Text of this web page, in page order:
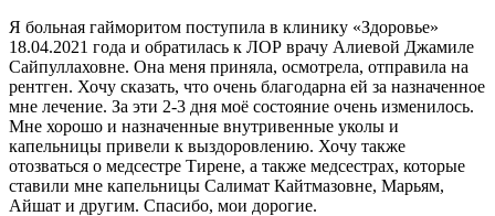
Я больная гайморитом поступила в клинику «Здоровье»
18.04.2021 года и обратилась к ЛОР врачу Алиевой Джамиле
Сайпуллаховне. Она меня приняла, осмотрела, отправила на
рентген. Хочу сказать, что очень благодарна ей за назначенное
мне лечение. За эти 2-3 дня моё состояние очень изменилось.
Мне хорошо и назначенные внутривенные уколы и
капельницы привели к выздоровлению. Хочу также
отозваться о медсестре Тирене, а также медсестрах, которые
ставили мне капельницы Салимат Кайтмазовне, Марьям,
Айшат и другим. Спасибо, мои дорогие.